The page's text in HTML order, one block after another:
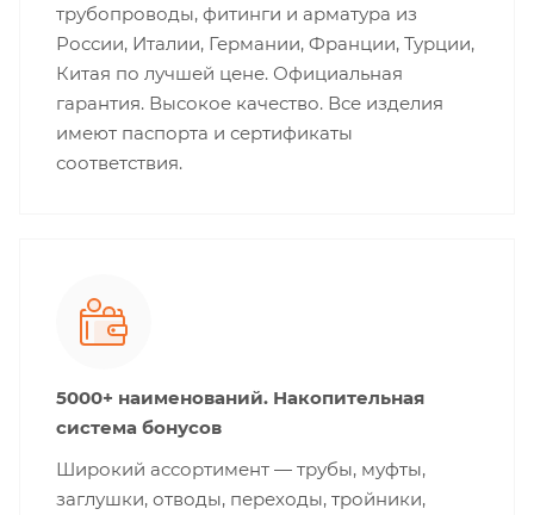
трубопроводы, фитинги и арматура из
России, Италии, Германии, Франции, Турции,
Китая по лучшей цене. Официальная
гарантия. Высокое качество. Все изделия
имеют паспорта и сертификаты
соответствия.
5000+ наименований. Накопительная
система бонусов
Широкий ассортимент — трубы, муфты,
заглушки, отводы, переходы, тройники,